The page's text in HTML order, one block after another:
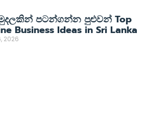
පටන්ගන්න පුළුවන් Top
Business Ideas in Sri Lanka
2026